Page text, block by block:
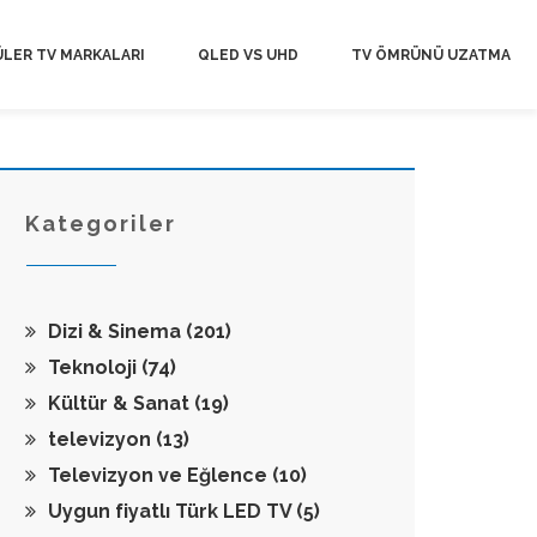
TV MARKALARI QLED VS UHD TV ÖMRÜNÜ UZATMA
Kategoriler
Dizi & Sinema (201)
Teknoloji (74)
Kültür & Sanat (19)
televizyon (13)
Televizyon ve Eğlence (10)
Uygun fiyatlı Türk LED TV (5)